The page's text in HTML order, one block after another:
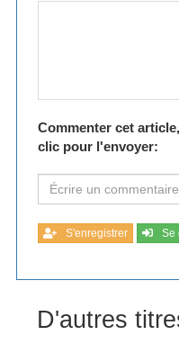
Commenter cet
clic pour l'envoyer:
S'enregistrer Se
D'autres